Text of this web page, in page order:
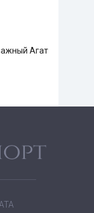
Агат